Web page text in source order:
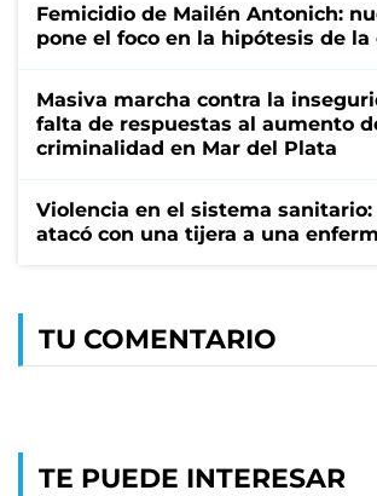
Femicidio de Mailén Antonich:
pone el foco en la hipótesis de la
Masiva marcha contra la
falta de respuestas al aumento
criminalidad en Mar del Plata
Violencia en el sistema
atacó con una tijera a una
TU COMENTARIO
TE PUEDE INTERESAR